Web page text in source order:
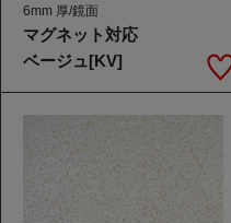
6mm 厚/鏡面
マグネット対応
ベージュ[KV]